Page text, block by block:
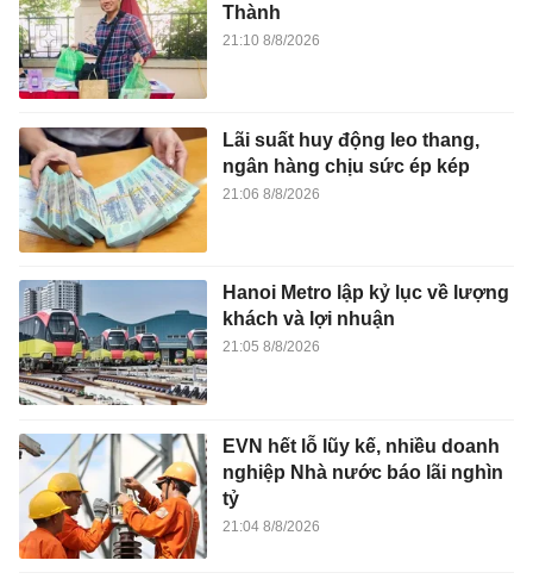
Thành
21:10 8/8/2026
Lãi suất huy động leo thang,
ngân hàng chịu sức ép kép
21:06 8/8/2026
Hanoi Metro lập kỷ lục về lượng
khách và lợi nhuận
21:05 8/8/2026
EVN hết lỗ lũy kế, nhiều doanh
nghiệp Nhà nước báo lãi nghìn
tỷ
21:04 8/8/2026